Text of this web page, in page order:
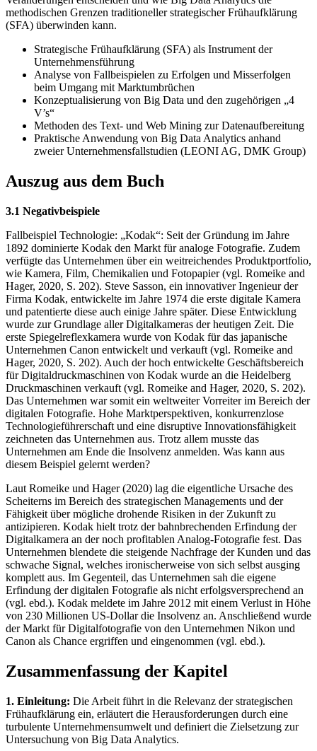
methodischen Grenzen traditioneller strategischer Frühaufklärung
(SFA) überwinden kann.
Strategische Frühaufklärung (SFA) als Instrument der
Unternehmensführung
Analyse von Fallbeispielen zu Erfolgen und Misserfolgen
beim Umgang mit Marktumbrüchen
Konzeptualisierung von Big Data und den zugehörigen „4
V’s“
Methoden des Text- und Web Mining zur Datenaufbereitung
Praktische Anwendung von Big Data Analytics anhand
zweier Unternehmensfallstudien (LEONI AG, DMK Group)
Auszug aus dem Buch
3.1 Negativbeispiele
Fallbeispiel Technologie: „Kodak“: Seit der Gründung im Jahre
1892 dominierte Kodak den Markt für analoge Fotografie. Zudem
verfügte das Unternehmen über ein weitreichendes Produktportfolio,
wie Kamera, Film, Chemikalien und Fotopapier (vgl. Romeike and
Hager, 2020, S. 202). Steve Sasson, ein innovativer Ingenieur der
Firma Kodak, entwickelte im Jahre 1974 die erste digitale Kamera
und patentierte diese auch einige Jahre später. Diese Entwicklung
wurde zur Grundlage aller Digitalkameras der heutigen Zeit. Die
erste Spiegelreflexkamera wurde von Kodak für das japanische
Unternehmen Canon entwickelt und verkauft (vgl. Romeike and
Hager, 2020, S. 202). Auch der hoch entwickelte Geschäftsbereich
für Digitaldruckmaschinen von Kodak wurde an die Heidelberg
Druckmaschinen verkauft (vgl. Romeike and Hager, 2020, S. 202).
Das Unternehmen war somit ein weltweiter Vorreiter im Bereich der
digitalen Fotografie. Hohe Marktperspektiven, konkurrenzlose
Technologieführerschaft und eine disruptive Innovationsfähigkeit
zeichneten das Unternehmen aus. Trotz allem musste das
Unternehmen am Ende die Insolvenz anmelden. Was kann aus
diesem Beispiel gelernt werden?
Laut Romeike und Hager (2020) lag die eigentliche Ursache des
Scheiterns im Bereich des strategischen Managements und der
Fähigkeit über mögliche drohende Risiken in der Zukunft zu
antizipieren. Kodak hielt trotz der bahnbrechenden Erfindung der
Digitalkamera an der noch profitablen Analog-Fotografie fest. Das
Unternehmen blendete die steigende Nachfrage der Kunden und das
schwache Signal, welches ironischerweise von sich selbst ausging
komplett aus. Im Gegenteil, das Unternehmen sah die eigene
Erfindung der digitalen Fotografie als nicht erfolgsversprechend an
(vgl. ebd.). Kodak meldete im Jahre 2012 mit einem Verlust in Höhe
von 230 Millionen US-Dollar die Insolvenz an. Anschließend wurde
der Markt für Digitalfotografie von den Unternehmen Nikon und
Canon als Chance ergriffen und eingenommen (vgl. ebd.).
Zusammenfassung der Kapitel
1. Einleitung: Die Arbeit führt in die Relevanz der strategischen
Frühaufklärung ein, erläutert die Herausforderungen durch eine
turbulente Unternehmensumwelt und definiert die Zielsetzung zur
Untersuchung von Big Data Analytics.